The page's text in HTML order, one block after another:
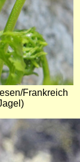
Frankreich